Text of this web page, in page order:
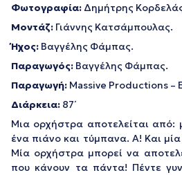
Φωτογραφία: Δημήτρης
Μοντάζ: Γιάννης Κατσάμπουλας.
Ήχος: Βαγγέλης Φάμπας.
Παραγωγός: Βαγγέλης Φάμπας.
Παραγωγή: Massive Productions –
Διάρκεια: 87΄
Μια ορχήστρα αποτελείται από:
ένα πιάνο και τύμπανα. Α! Και
Μία ορχήστρα μπορεί να
που κάνουν τα πάντα! Πέντε